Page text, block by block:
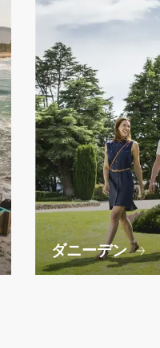
ダニーデン